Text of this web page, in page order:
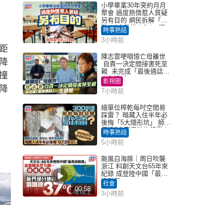
小學畢業30年突約月月
聚會 過度熱情惹人質疑
另有目的 網民拆解「扮
熟」4大動機｜Juicy叮
時事熱話
3小時前
陳志雲哽咽憶亡母離世
自責一決定間接害死至
親 未完成「最後通話」
一生遺憾
影視圈
7小時前
細單位榨乾每吋空間易
踩雷？ 暗藏入住半年必
後悔「5大隱形坑」 師傅
傳授6字家居裝修錦囊｜
Juicy叮
時事熱話
5小時前
00:58
颱風白海豚｜周日吹襲
浙江 料創天文台65年來
紀錄 成登陸中國「最長
途颱風」
社會
3小時前